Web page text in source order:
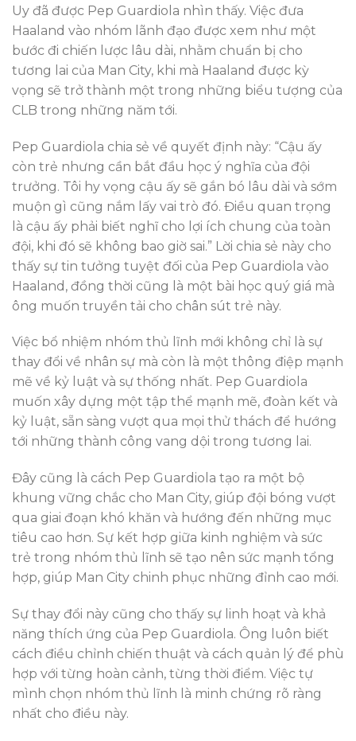
Uy đã được Pep Guardiola nhìn thấy. Việc đưa
Haaland vào nhóm lãnh đạo được xem như một
bước đi chiến lược lâu dài, nhằm chuẩn bị cho
tương lai của Man City, khi mà Haaland được kỳ
vọng sẽ trở thành một trong những biểu tượng của
CLB trong những năm tới.
Pep Guardiola chia sẻ về quyết định này: “Cậu ấy
còn trẻ nhưng cần bắt đầu học ý nghĩa của đội
trưởng. Tôi hy vọng cậu ấy sẽ gắn bó lâu dài và sớm
muộn gì cũng nắm lấy vai trò đó. Điều quan trọng
là cậu ấy phải biết nghĩ cho lợi ích chung của toàn
đội, khi đó sẽ không bao giờ sai.” Lời chia sẻ này cho
thấy sự tin tưởng tuyệt đối của Pep Guardiola vào
Haaland, đồng thời cũng là một bài học quý giá mà
ông muốn truyền tải cho chân sút trẻ này.
Việc bổ nhiệm nhóm thủ lĩnh mới không chỉ là sự
thay đổi về nhân sự mà còn là một thông điệp mạnh
mẽ về kỷ luật và sự thống nhất. Pep Guardiola
muốn xây dựng một tập thể mạnh mẽ, đoàn kết và
kỷ luật, sẵn sàng vượt qua mọi thử thách để hướng
tới những thành công vang dội trong tương lai.
Đây cũng là cách Pep Guardiola tạo ra một bộ
khung vững chắc cho Man City, giúp đội bóng vượt
qua giai đoạn khó khăn và hướng đến những mục
tiêu cao hơn. Sự kết hợp giữa kinh nghiệm và sức
trẻ trong nhóm thủ lĩnh sẽ tạo nên sức mạnh tổng
hợp, giúp Man City chinh phục những đỉnh cao mới.
Sự thay đổi này cũng cho thấy sự linh hoạt và khả
năng thích ứng của Pep Guardiola. Ông luôn biết
cách điều chỉnh chiến thuật và cách quản lý để phù
hợp với từng hoàn cảnh, từng thời điểm. Việc tự
mình chọn nhóm thủ lĩnh là minh chứng rõ ràng
nhất cho điều này.